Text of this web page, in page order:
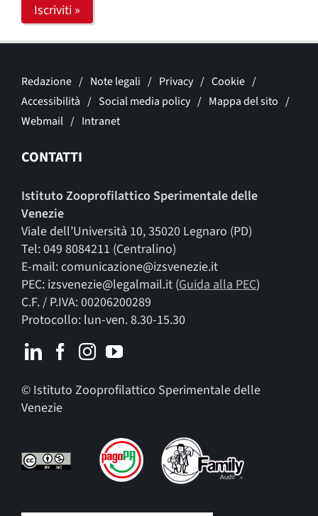
Iscriviti »
Redazione Note legali Privacy
Cookie
Accessibilità
Social media policy
Mappa del sito
Webmail
Intranet
CONTATTI
Istituto Zooprofilattico Sperimentale delle
Venezie
Viale dell’Università 10, 35020 Legnaro (PD)
Tel: 049 8084211 (Centralino)
E-mail: comunicazione@izsvenezie.it
PEC: izsvenezie@legalmail.it (Guida alla PEC)
C.F. / P.IVA: 00206200289
Protocollo: lun-ven. 8.30-15.30
© Istituto Zooprofilattico Sperimentale delle
Venezie